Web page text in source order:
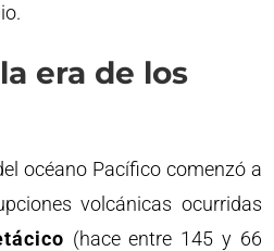
era de los
océano Pacífico comenzó a
volcánicas ocurridas
(hace entre 145 y 66